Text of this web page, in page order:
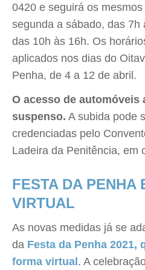
0420 e seguirá os
segunda a sábado, das 7h
das 10h às 16h. Os
aplicados nos dias do
Penha, de 4 a 12 de abril.
O acesso de automóveis
suspenso. A subida pode
credenciadas pelo
Ladeira da Penitência, em
FESTA DA PENHA
VIRTUAL
As novas medidas já se
da Festa da Penha 2021,
forma virtual . A